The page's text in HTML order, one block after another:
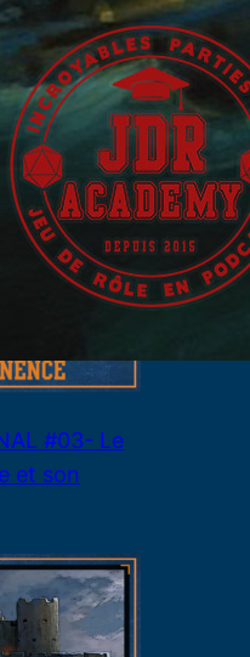
#03- Le
et son